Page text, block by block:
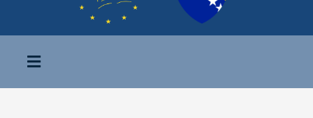
Toggle
Navigation